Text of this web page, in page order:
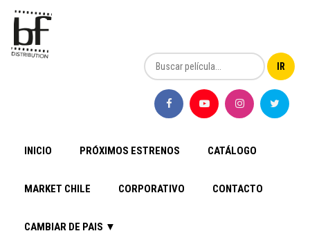
INICIO PRÓXIMOS ESTRENOS CATÁLOGO
MARKET CHILE CORPORATIVO CONTACTO
CAMBIAR DE PAIS ▼